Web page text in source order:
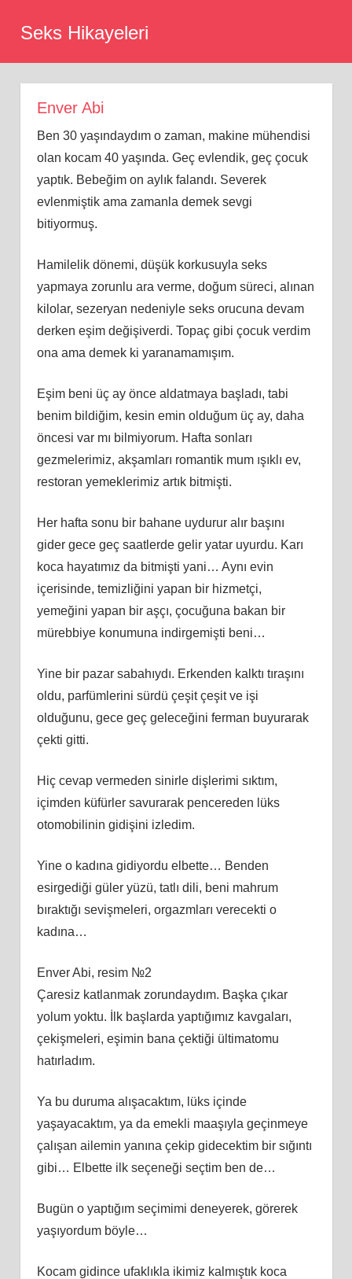
Seks Hikayeleri
Enver Abi
Ben 30 yaşındaydım o zaman, makine mühendisi
olan kocam 40 yaşında. Geç evlendik, geç çocuk
yaptık. Bebeğim on aylık falandı. Severek
evlenmiştik ama zamanla demek sevgi
bitiyormuş.
Hamilelik dönemi, düşük korkusuyla seks
yapmaya zorunlu ara verme, doğum süreci, alınan
kilolar, sezeryan nedeniyle seks orucuna devam
derken eşim değişiverdi. Topaç gibi çocuk verdim
ona ama demek ki yaranamamışım.
Eşim beni üç ay önce aldatmaya başladı, tabi
benim bildiğim, kesin emin olduğum üç ay, daha
öncesi var mı bilmiyorum. Hafta sonları
gezmelerimiz, akşamları romantik mum ışıklı ev,
restoran yemeklerimiz artık bitmişti.
Her hafta sonu bir bahane uydurur alır başını
gider gece geç saatlerde gelir yatar uyurdu. Karı
koca hayatımız da bitmişti yani… Aynı evin
içerisinde, temizliğini yapan bir hizmetçi,
yemeğini yapan bir aşçı, çocuğuna bakan bir
mürebbiye konumuna indirgemişti beni…
Yine bir pazar sabahıydı. Erkenden kalktı tıraşını
oldu, parfümlerini sürdü çeşit çeşit ve işi
olduğunu, gece geç geleceğini ferman buyurarak
çekti gitti.
Hiç cevap vermeden sinirle dişlerimi sıktım,
içimden küfürler savurarak pencereden lüks
otomobilinin gidişini izledim.
Yine o kadına gidiyordu elbette… Benden
esirgediği güler yüzü, tatlı dili, beni mahrum
bıraktığı sevişmeleri, orgazmları verecekti o
kadına…
Enver Abi, resim №2
Çaresiz katlanmak zorundaydım. Başka çıkar
yolum yoktu. İlk başlarda yaptığımız kavgaları,
çekişmeleri, eşimin bana çektiği ültimatomu
hatırladım.
Ya bu duruma alışacaktım, lüks içinde
yaşayacaktım, ya da emekli maaşıyla geçinmeye
çalışan ailemin yanına çekip gidecektim bir sığıntı
gibi… Elbette ilk seçeneği seçtim ben de…
Bugün o yaptığım seçimimi deneyerek, görerek
yaşıyordum böyle…
Kocam gidince ufaklıkla ikimiz kalmıştık koca